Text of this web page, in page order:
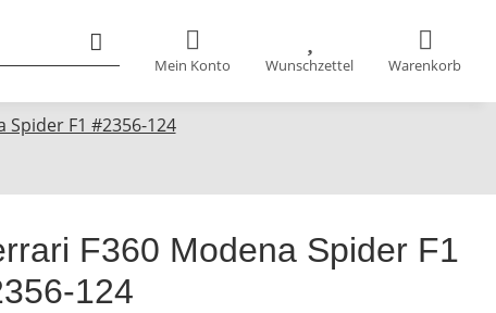
Mein Konto Wunschzettel Warenkorb
Spider F1 #2356-124
F360 Modena Spider F1
124